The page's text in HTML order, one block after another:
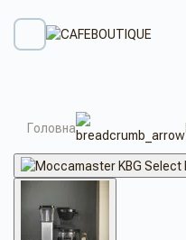
Головна